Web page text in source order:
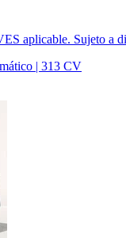
aplicable. Sujeto a
| 313 CV